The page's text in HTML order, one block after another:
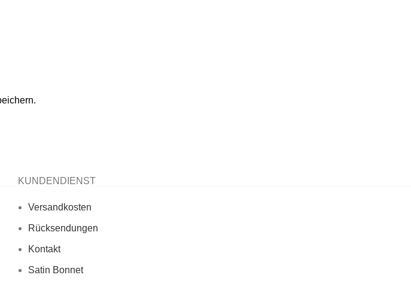
KUNDENDIENST
Versandkosten
Rücksendungen
Kontakt
Satin Bonnet